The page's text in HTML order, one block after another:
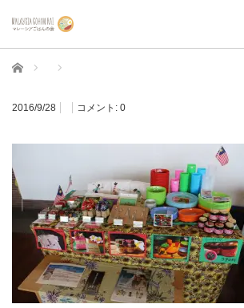
ホーム
2016/9/28 コメント: 0